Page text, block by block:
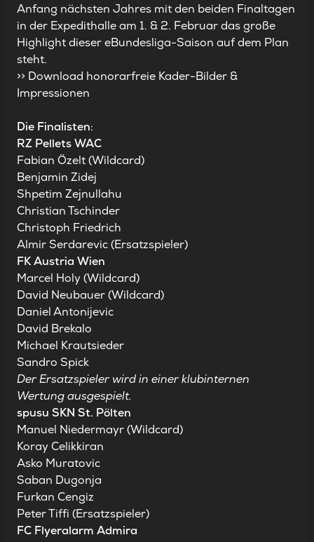
Anfang nächsten Jahres mit den beiden Finaltagen
in der Expedithalle am 1. & 2. Februar das große
Highlight dieser eBundesliga-Saison auf dem Plan
steht.
>> Download honorarfreie Kader-Bilder &
Impressionen
Die Finalisten:
RZ Pellets WAC
Fabian Özelt (Wildcard)
Benjamin Zidej
Shpetim Zejnullahu
Christian Tschinder
Christoph Friedrich
Almir Serdarevic (Ersatzspieler)
FK Austria Wien
Marcel Holy (Wildcard)
David Neubauer (Wildcard)
Daniel Antonijevic
David Brekalo
Michael Krautsieder
Sandro Spick
Der Ersatzspieler wird in einer klubinternen
Wertung ausgespielt.
spusu SKN St. Pölten
Manuel Niedermayr (Wildcard)
Koray Celikkiran
Asko Muratovic
Saban Dugonja
Furkan Cengiz
Peter Tiffi (Ersatzspieler)
FC Flyeralarm Admira